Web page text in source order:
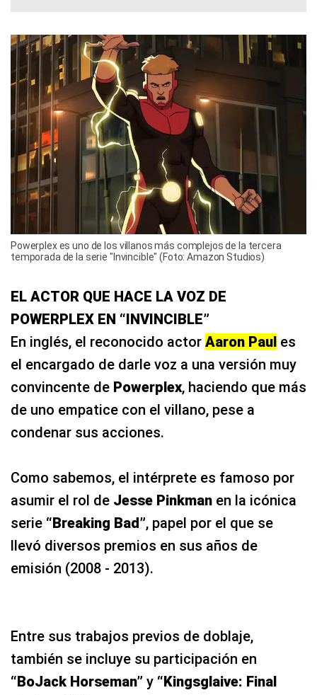
Powerplex es uno de los villanos más complejos de la tercera
temporada de la serie "Invincible" (Foto: Amazon Studios)
EL ACTOR QUE HACE LA VOZ DE
POWERPLEX EN “INVINCIBLE”
En inglés, el reconocido actor Aaron Paul es
el encargado de darle voz a una versión muy
convincente de Powerplex, haciendo que más
de uno empatice con el villano, pese a
condenar sus acciones.
Como sabemos, el intérprete es famoso por
asumir el rol de Jesse Pinkman en la icónica
serie “Breaking Bad”, papel por el que se
llevó diversos premios en sus años de
emisión (2008 - 2013).
Entre sus trabajos previos de doblaje,
también se incluye su participación en
“BoJack Horseman” y “Kingsglaive: Final